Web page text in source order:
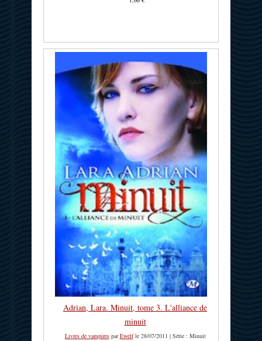
Adrian, Lara. Minuit, tome 3. L'alliance de
minuit
Livres de vampiresparEwelfle 28/07/2011 | Série : Minuit